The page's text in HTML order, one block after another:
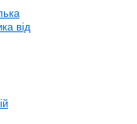
від